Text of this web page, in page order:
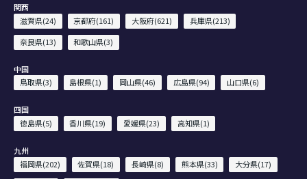
関西
滋賀県(24)
京都府(161) 大阪府(621)
兵庫県(213)
奈良県(13)
和歌山県(3)
中国
鳥取県(3)
島根県(1) 岡山県(46) 広島県(94) 山口県(6)
四国
徳島県(5)
香川県(19) 愛媛県(23) 高知県(1)
九州
福岡県(202)
佐賀県(18) 長崎県(8) 熊本県(33)
大分県(17)